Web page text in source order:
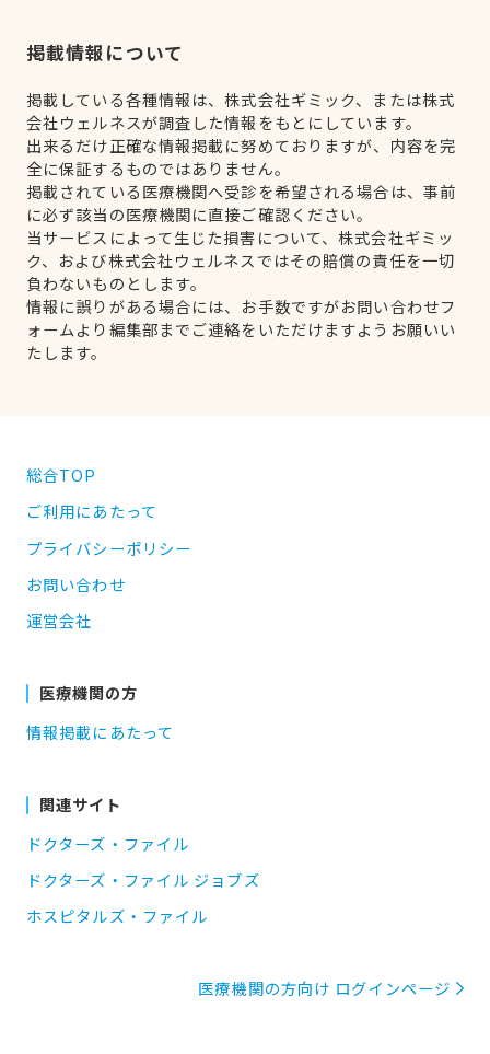
掲載情報について
掲載している各種情報は、株式会社ギミック、または株式
会社ウェルネスが調査した情報をもとにしています。
出来るだけ正確な情報掲載に努めておりますが、内容を完
全に保証するものではありません。
掲載されている医療機関へ受診を希望される場合は、事前
に必ず該当の医療機関に直接ご確認ください。
当サービスによって生じた損害について、株式会社ギミッ
ク、および株式会社ウェルネスではその賠償の責任を一切
負わないものとします。
情報に誤りがある場合には、お手数ですがお問い合わせフ
ォームより編集部までご連絡をいただけますようお願いい
たします。
総合TOP
ご利用にあたって
プライバシーポリシー
お問い合わせ
運営会社
医療機関の方
情報掲載にあたって
関連サイト
ドクターズ・ファイル
ドクターズ・ファイル ジョブズ
ホスピタルズ・ファイル
医療機関の方向け ログインページ